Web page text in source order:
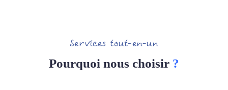
Services tout-en-un
Pourquoi nous choisir ?